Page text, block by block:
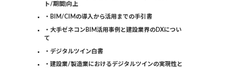
ト/期間)向上
・BIM/CIMの導入から活用までの手引書
・大手ゼネコンBIM活用事例と建設業界のDXについ
て
・デジタルツイン白書
・建設業/製造業におけるデジタルツインの実現性と